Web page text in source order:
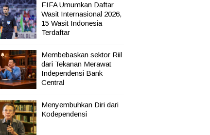
FIFA Umumkan Daftar
Wasit Internasional 2026,
15 Wasit Indonesia
Terdaftar
Membebaskan sektor Riil
dari Tekanan Merawat
Independensi Bank
Central
Menyembuhkan Diri dari
Kodependensi